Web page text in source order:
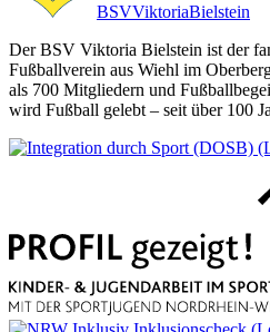
BSVViktoriaBielstein
Der BSV Viktoria Bielstein ist der
Fußballverein aus Wiehl im
als 700 Mitgliedern und
wird Fußball gelebt – seit über 100